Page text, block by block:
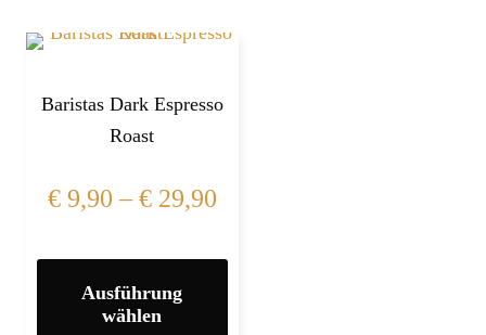
Baristas Dark Espresso
Roast
€9,90 –€29,90
Ausführung
wählen